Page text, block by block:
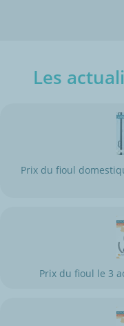
Les
Prix du fioul
Prix du fioul le 3